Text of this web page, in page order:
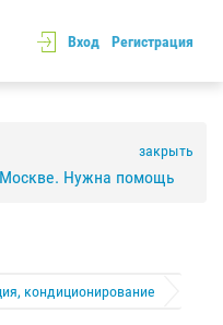
Вход Регистрация
закрыть
Москве. Нужна помощь
кондиционирование